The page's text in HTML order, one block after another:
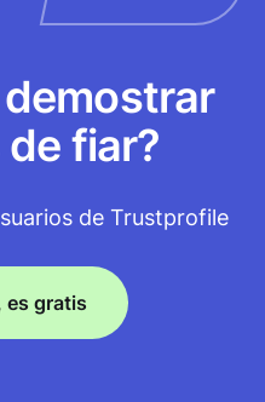
fiar?
de Trustprofile
es gratis